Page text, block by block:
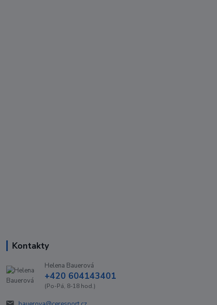
Kontakty
Helena Bauerová
+420 604143401
(Po-Pá, 8-18 hod.)